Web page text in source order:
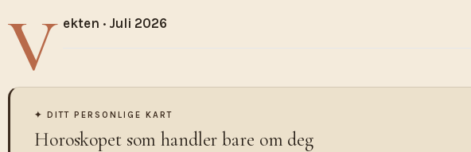
V ekten · Juli 2026
✦ DITT PERSONLIGE KART
Horoskopet som handler bare om deg